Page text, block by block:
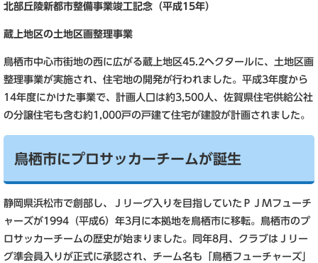
北部丘陵新都市整備事業竣工記念（平成15年）
蔵上地区の土地区画整理事業
鳥栖市中心市街地の西に広がる蔵上地区45.2ヘクタールに、土地区画
整理事業が実施され、住宅地の開発が行われました。平成3年度から
14年度にかけた事業で、計画人口は約3,500人、佐賀県住宅供給公社
の分譲住宅も含む約1,000戸の戸建て住宅が建設が計画されました。
鳥栖市にプロサッカーチームが誕生
静岡県浜松市で創部し、Ｊリーグ入りを目指していたＰＪＭフューチ
ャーズが1994（平成6）年3月に本拠地を鳥栖市に移転。鳥栖市のプ
ロサッカーチームの歴史が始まりました。同年8月、クラブはＪリー
グ準会員入りが正式に承認され、チーム名も「鳥栖フューチャーズ」